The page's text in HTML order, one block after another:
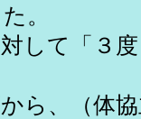
。
して「３
ら、（体